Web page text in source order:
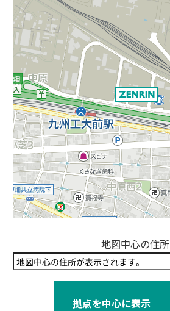
地図中心の住所
拠点を中心に表示